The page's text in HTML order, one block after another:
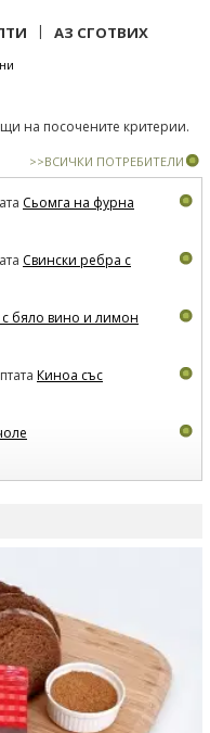
| АЗ СГОТВИХ
на посочените критерии.
>>ВСИЧКИ ПОТРЕБИТЕЛИ
Сьомга на фурна
Свински ребра с
бяло вино и лимон
Киноа със